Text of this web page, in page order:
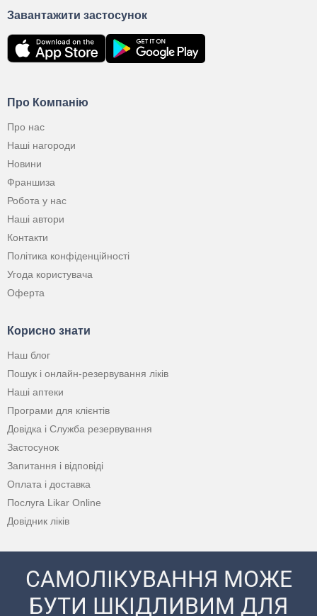
Про Компанію
Про нас
Наші нагороди
Новини
Франшиза
Робота у нас
Наші автори
Контакти
Політика конфіденційності
Угода користувача
Оферта
Корисно знати
Наш блог
Пошук і онлайн-резервування ліків
Наші аптеки
Програми для клієнтів
Довідка і Служба резервування
Застосунок
Запитання і відповіді
Оплата і доставка
Послуга Likar Online
Довідник ліків
Завантажити застосунок
САМОЛІКУВАННЯ МОЖЕ
БУТИ ШКІДЛИВИМ ДЛЯ